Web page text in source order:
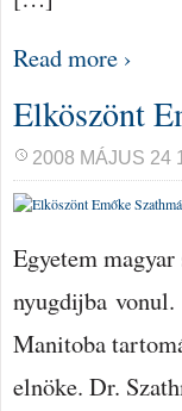
Read more ›
Elköszönt
2008 MÁJUS 24
Egyetem
nyugdijba
Manitoba
elnöke. Dr.